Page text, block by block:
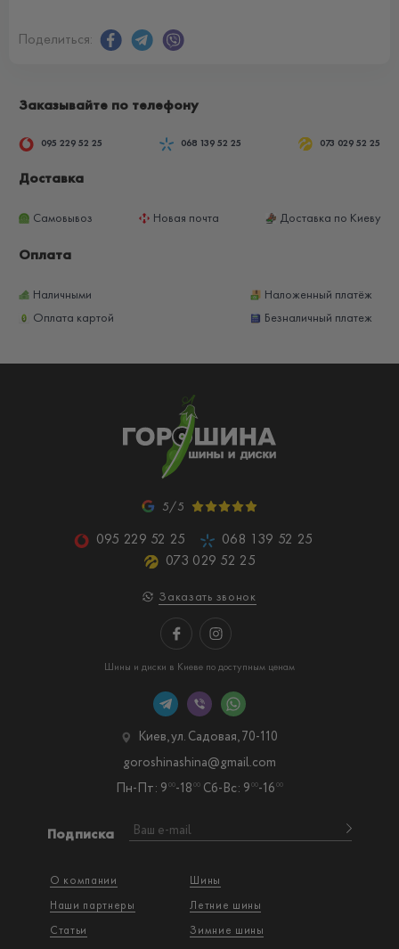
Поделиться:
Заказывайте по телефону
095 229 52 25 068 139 52 25 073 029 52 25
Доставка
Самовывоз Новая почта Доставка по Киеву
Оплата
Наличными
Наложенный платёж
Оплата картой
Безналичный платеж
5/5
095 229 52 25
068 139 52 25
073 029 52 25
Заказать звонок
Шины и диски в Киеве по доступным ценам
О компании
Наши партнеры
Статьи
Шины
Летние шины
Зимние шины
Подписка
Киев, ул. Садовая, 70-110
Пн-Пт: 9 00-18 00 Сб-Вс: 9 00-16 00
goroshinashina@gmail.com